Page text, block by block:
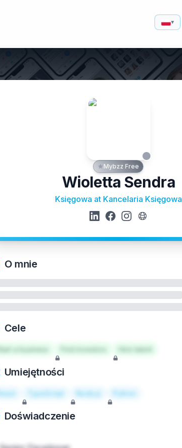
▾
Mybzz Free
Wioletta Sendra
Księgowa at Kancelaria Księgowa
O mnie
Cele
Start a business Hire talent
Umiejętności
React TypeScript Node.js Python
Doświadczenie